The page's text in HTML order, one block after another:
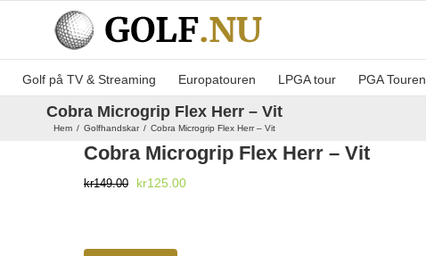
Golf på TV & Streaming Europatouren LPGA tour PGA Touren
Cobra Microgrip Flex Herr – Vit
Hem Golfhandskar Cobra Microgrip Flex Herr – Vit
Cobra Microgrip Flex Herr – Vit
kr149.00
Det
kr125.00Det